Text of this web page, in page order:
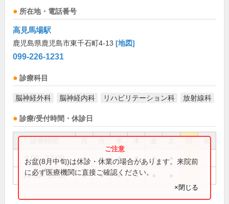
所在地・電話番号
高見馬場駅
鹿児島県鹿児島市東千石町4-13 [地図]
099-226-1231
診療科目
脳神経外科 脳神経内科 リハビリテーション科 放射線科
診療/受付時間・休診日
祝
9:00～13:00 ● ● ● ● ●
14:00～18:00 ● ● ● ●
お盆(8月中旬)は休診・休業の場合があります。来院前
に必ず医療機関に直接ご確認ください。
×閉じる